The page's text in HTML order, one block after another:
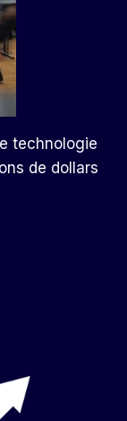
technologie
de dollars